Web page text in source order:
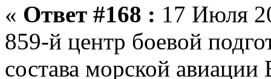
« Ответ #168 : 17 Июля
859-й центр боевой
состава морской